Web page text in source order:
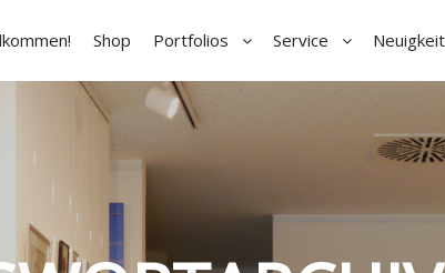
Shop Portfolios Service